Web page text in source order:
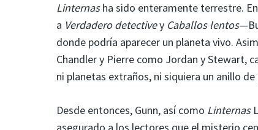
Linternasha sido enteramente terrestre.
a Verdadero detectivey Caballos lentos
donde podría aparecer un planeta vivo.
Chandler y Pierre como Jordan y Stewart,
ni planetas extraños, ni siquiera un anillo de
Desde entonces, Gunn, así como Linternas
asegurado a los lectores que el misterio